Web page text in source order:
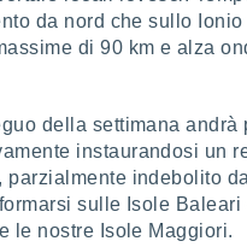
da nord che sullo Ionio
di 90 km e alza
della settimana andrà
instaurandosi un
parzialmente indebolito
sulle Isole Baleari
le nostre Isole Maggiori.